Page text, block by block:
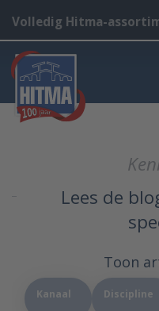
Volledig Hitma-
Lees de
Toon
Kanaal Discipline